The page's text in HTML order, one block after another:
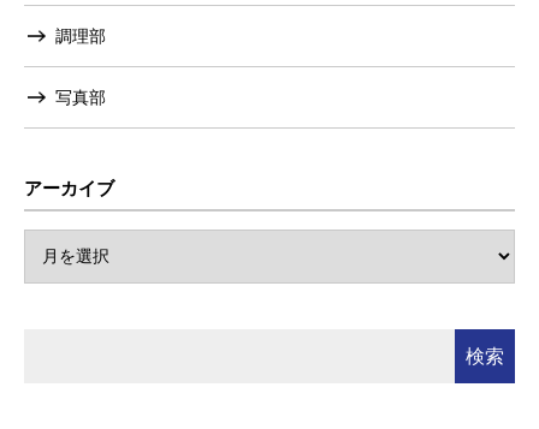
調理部
写真部
アーカイブ